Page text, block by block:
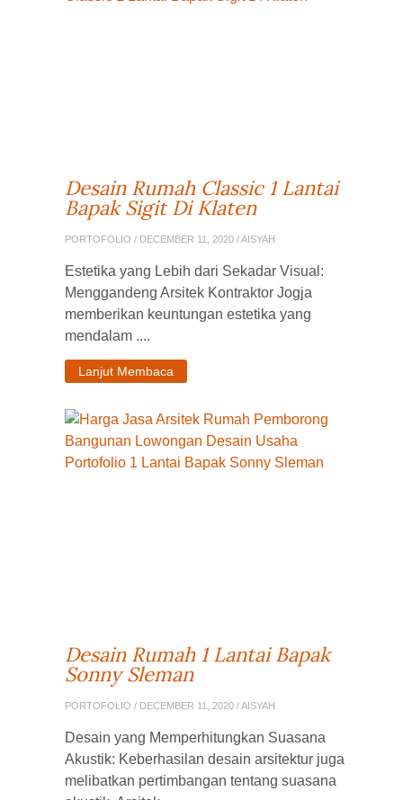
Desain Rumah Classic 1 Lantai
Bapak Sigit Di Klaten
PORTOFOLIO / DECEMBER 11, 2020 / AISYAH
Estetika yang Lebih dari Sekadar Visual:
Menggandeng Arsitek Kontraktor Jogja
memberikan keuntungan estetika yang
mendalam ....
Lanjut Membaca
Desain Rumah 1 Lantai Bapak
Sonny Sleman
PORTOFOLIO / DECEMBER 11, 2020 / AISYAH
Desain yang Memperhitungkan Suasana
Akustik: Keberhasilan desain arsitektur juga
melibatkan pertimbangan tentang suasana